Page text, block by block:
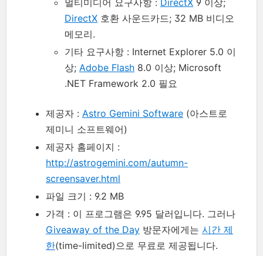
DirectX 호환 사운드카드; 32 MB 비디오
메모리.
기타 요구사항 : Internet Explorer 5.0 이
상; Adobe Flash 8.0 이상; Microsoft
.NET Framework 2.0 필요
제공자 : Astro Gemini Software (아스트로
제미니 소프트웨어)
제공자 홈페이지 :
http://astrogemini.com/autumn-
screensaver.html
파일 크기 : 9.2 MB
가격 : 이 프로그램은 9.95 달러입니다. 그러나
Giveaway of the Day 방문자에게는 시간 제
한(time-limited)으로 무료로 제공됩니다.